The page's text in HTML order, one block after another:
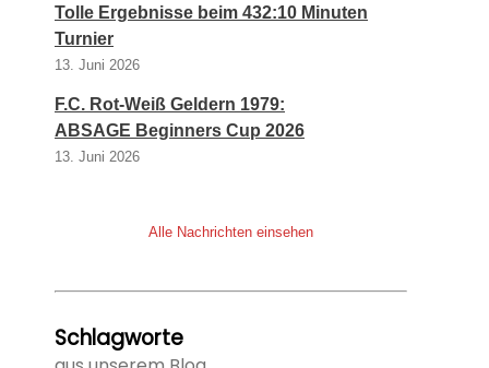
Tolle Ergebnisse beim 432:10 Minuten
Turnier
13. Juni 2026
F.C. Rot-Weiß Geldern 1979:
ABSAGE Beginners Cup 2026
13. Juni 2026
Alle Nachrichten einsehen
Schlagworte